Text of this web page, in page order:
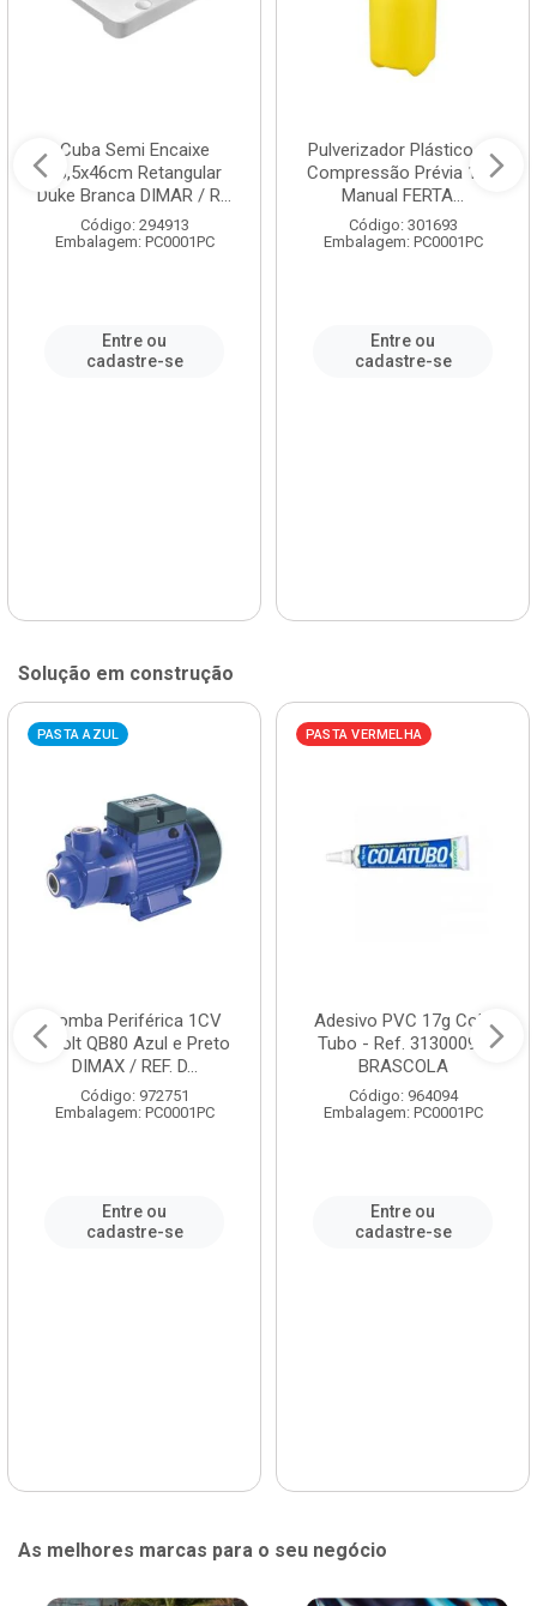
Cuba Semi Encaixe
58,5x46cm Retangular
Duke Branca DIMAR / R...
Código: 294913
Embalagem: PC0001PC
Entre ou
cadastre-se
Pulverizador Plástico de
Compressão Prévia 1,5L
Manual FERTA...
Código: 301693
Embalagem: PC0001PC
Entre ou
cadastre-se
Solução em construção
PASTA AZUL
Bomba Periférica 1CV
Bivolt QB80 Azul e Preto
DIMAX / REF. D...
Código: 972751
Embalagem: PC0001PC
Entre ou
cadastre-se
PASTA VERMELHA
Adesivo PVC 17g Cola
Tubo - Ref. 3130009 -
BRASCOLA
Código: 964094
Embalagem: PC0001PC
Entre ou
cadastre-se
As melhores marcas para o seu negócio